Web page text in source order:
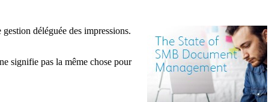
déléguée des impressions.
signifie pas la même chose pour